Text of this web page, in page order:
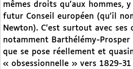
mêmes droits qu’aux hommes,
futur Conseil européen (qu’il
Newton). C’est surtout avec ses
notamment Barthélémy-
que se pose réellement et
« obsessionnelle » vers 1829-